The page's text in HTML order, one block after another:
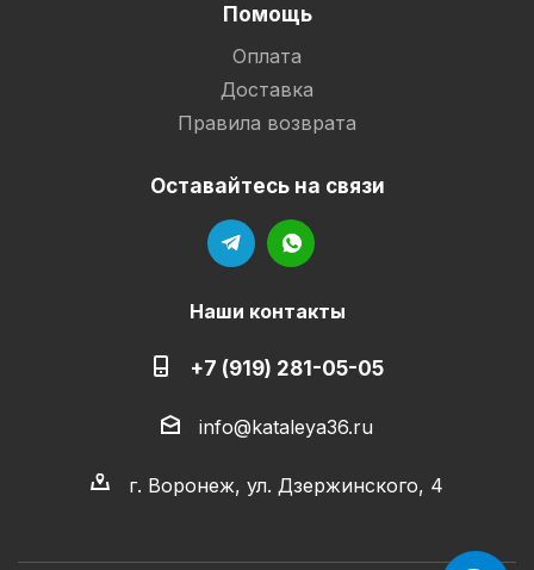
Помощь
Оплата
Доставка
Правила возврата
Оставайтесь на связи
Наши контакты
+7 (919) 281-05-05
info@kataleya36.ru
г. Воронеж, ул. Дзержинского, 4